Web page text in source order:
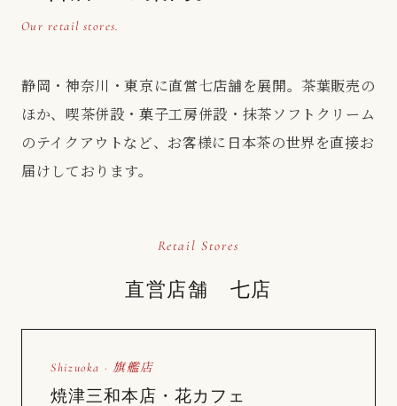
Our retail stores.
静岡・神奈川・東京に直営七店舗を展開。茶葉販売の
ほか、喫茶併設・菓子工房併設・抹茶ソフトクリーム
のテイクアウトなど、お客様に日本茶の世界を直接お
届けしております。
Retail Stores
直営店舗 七店
Shizuoka · 旗艦店
焼津三和本店・花カフェ